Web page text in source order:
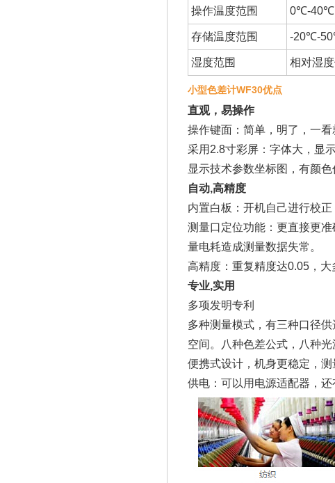
操作温度范围 0℃-40℃
存储温度范围 -20℃-
湿度范围 相对湿
小型色差计WF30优点
直观，易操作
操作键面：简单，明了，一看
采用2.8寸彩屏：字体大，显示
显示技术参数坐标图，有颜色
自动,高精度
内置白板：开机自己进行校
测量口定位功能：更直接更
量电耗造成测量数据失常。
高精度：重复精度达0.05，
专业,实用
多项发明专利
多种测量模式，有三种口径
空间。八种色差公式，八种光
便携式设计，机身更稳定，测
供电：可以用电源适配器，